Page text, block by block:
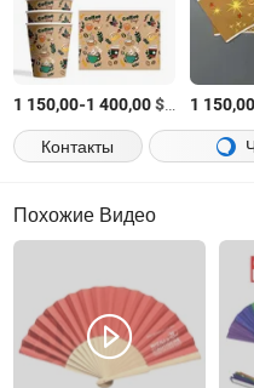
1 150,00-1 400,00$/Тонн.1 150,00
Контакты
Похожие Видео